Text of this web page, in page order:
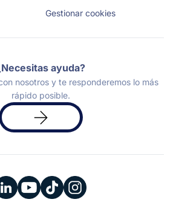
Gestionar cookies
ayuda?
nosotros y te responderemos lo más
rápido posible.
Solicita
una
demo